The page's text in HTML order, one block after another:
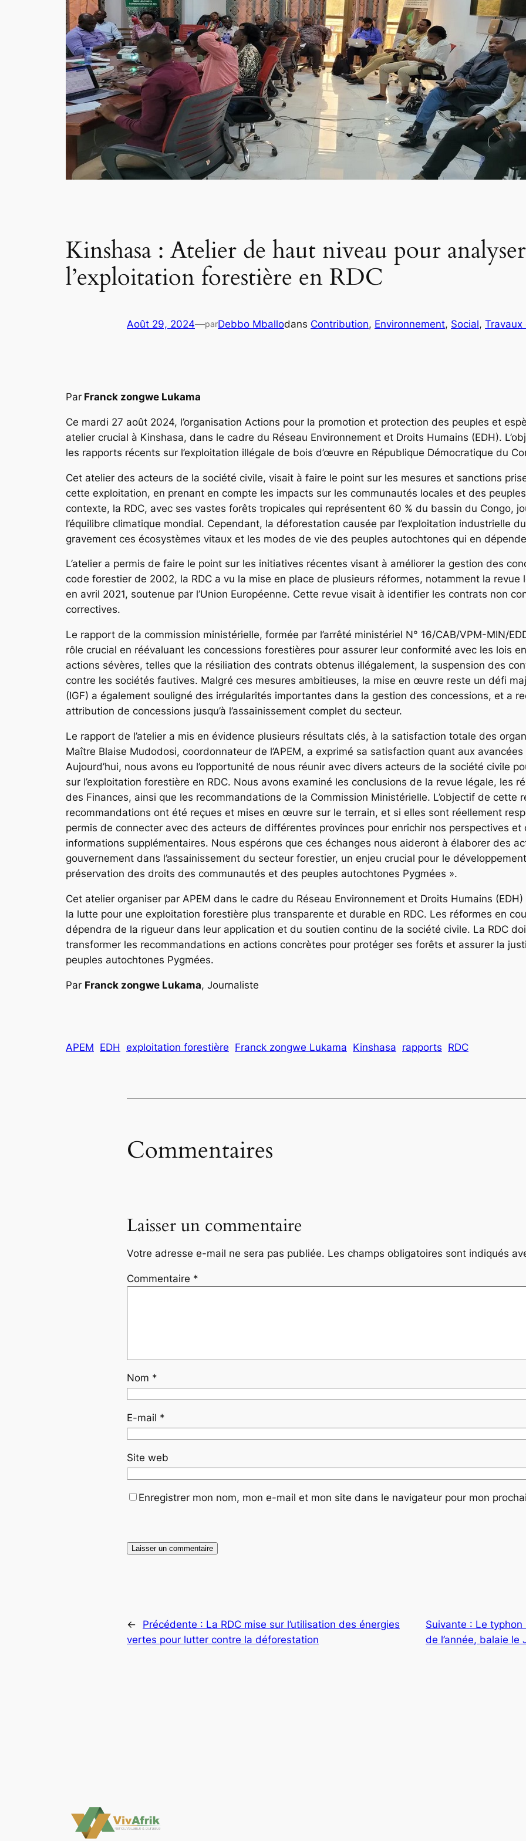
Kinshasa : Atelier de haut niveau pour
l’exploitation forestière en RDC
Août 29, 2024—parDebbo Mballodans Contribution, Environnement, Social, Travaux
Par Franck zongwe Lukama
Ce mardi 27 août 2024, l’organisation Actions pour la promotion et protection des peuples et
atelier crucial à Kinshasa, dans le cadre du Réseau Environnement et Droits Humains (EDH).
les rapports récents sur l’exploitation illégale de bois d’œuvre en République Démocratique du
Cet atelier des acteurs de la société civile, visait à faire le point sur les mesures et sanctions
cette exploitation, en prenant en compte les impacts sur les communautés locales et des
contexte, la RDC, avec ses vastes forêts tropicales qui représentent 60 % du bassin du Congo,
l’équilibre climatique mondial. Cependant, la déforestation causée par l’exploitation industrielle
gravement ces écosystèmes vitaux et les modes de vie des peuples autochtones qui en
L’atelier a permis de faire le point sur les initiatives récentes visant à améliorer la gestion des
code forestier de 2002, la RDC a vu la mise en place de plusieurs réformes, notamment la
en avril 2021, soutenue par l’Union Européenne. Cette revue visait à identifier les contrats non
correctives.
Le rapport de la commission ministérielle, formée par l’arrêté ministériel N° 16/CAB/VPM-MIN/
rôle crucial en réévaluant les concessions forestières pour assurer leur conformité avec les lois
actions sévères, telles que la résiliation des contrats obtenus illégalement, la suspension des
contre les sociétés fautives. Malgré ces mesures ambitieuses, la mise en œuvre reste un défi
(IGF) a également souligné des irrégularités importantes dans la gestion des concessions, et a
attribution de concessions jusqu’à l’assainissement complet du secteur.
Le rapport de l’atelier a mis en évidence plusieurs résultats clés, à la satisfaction totale des
Maître Blaise Mudodosi, coordonnateur de l’APEM, a exprimé sa satisfaction quant aux
Aujourd’hui, nous avons eu l’opportunité de nous réunir avec divers acteurs de la société civile
sur l’exploitation forestière en RDC. Nous avons examiné les conclusions de la revue légale, les
des Finances, ainsi que les recommandations de la Commission Ministérielle. L’objectif de cette
recommandations ont été reçues et mises en œuvre sur le terrain, et si elles sont réellement
permis de connecter avec des acteurs de différentes provinces pour enrichir nos perspectives
informations supplémentaires. Nous espérons que ces échanges nous aideront à élaborer des
gouvernement dans l’assainissement du secteur forestier, un enjeu crucial pour le
préservation des droits des communautés et des peuples autochtones Pygmées ».
Cet atelier organiser par APEM dans le cadre du Réseau Environnement et Droits Humains
la lutte pour une exploitation forestière plus transparente et durable en RDC. Les réformes en
dépendra de la rigueur dans leur application et du soutien continu de la société civile. La RDC
transformer les recommandations en actions concrètes pour protéger ses forêts et assurer la
peuples autochtones Pygmées.
Par Franck zongwe Lukama, Journaliste
APEM EDH exploitation forestière Franck zongwe Lukama Kinshasa rapports RDC
Commentaires
Laisser un commentaire
Votre adresse e-mail ne sera pas publiée. Les champs obligatoires sont indiqués
Commentaire *
Nom *
E-mail *
Site web
Enregistrer mon nom, mon e-mail et mon site dans le navigateur pour mon
← Précédente : La RDC mise sur l’utilisation des énergies
vertes pour lutter contre la déforestation
Suivante : Le typhon
de l’année, balaie le